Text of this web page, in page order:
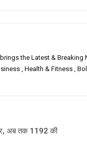
the Latest &
, Health & Fitness ,
अब तक 1192 की